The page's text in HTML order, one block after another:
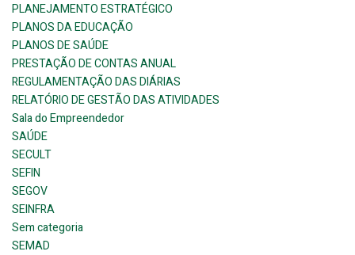
PLANEJAMENTO ESTRATÉGICO
PLANOS DA EDUCAÇÃO
PLANOS DE SAÚDE
PRESTAÇÃO DE CONTAS ANUAL
REGULAMENTAÇÃO DAS DIÁRIAS
RELATÓRIO DE GESTÃO DAS ATIVIDADES
Sala do Empreendedor
SAÚDE
SECULT
SEFIN
SEGOV
SEINFRA
Sem categoria
SEMAD